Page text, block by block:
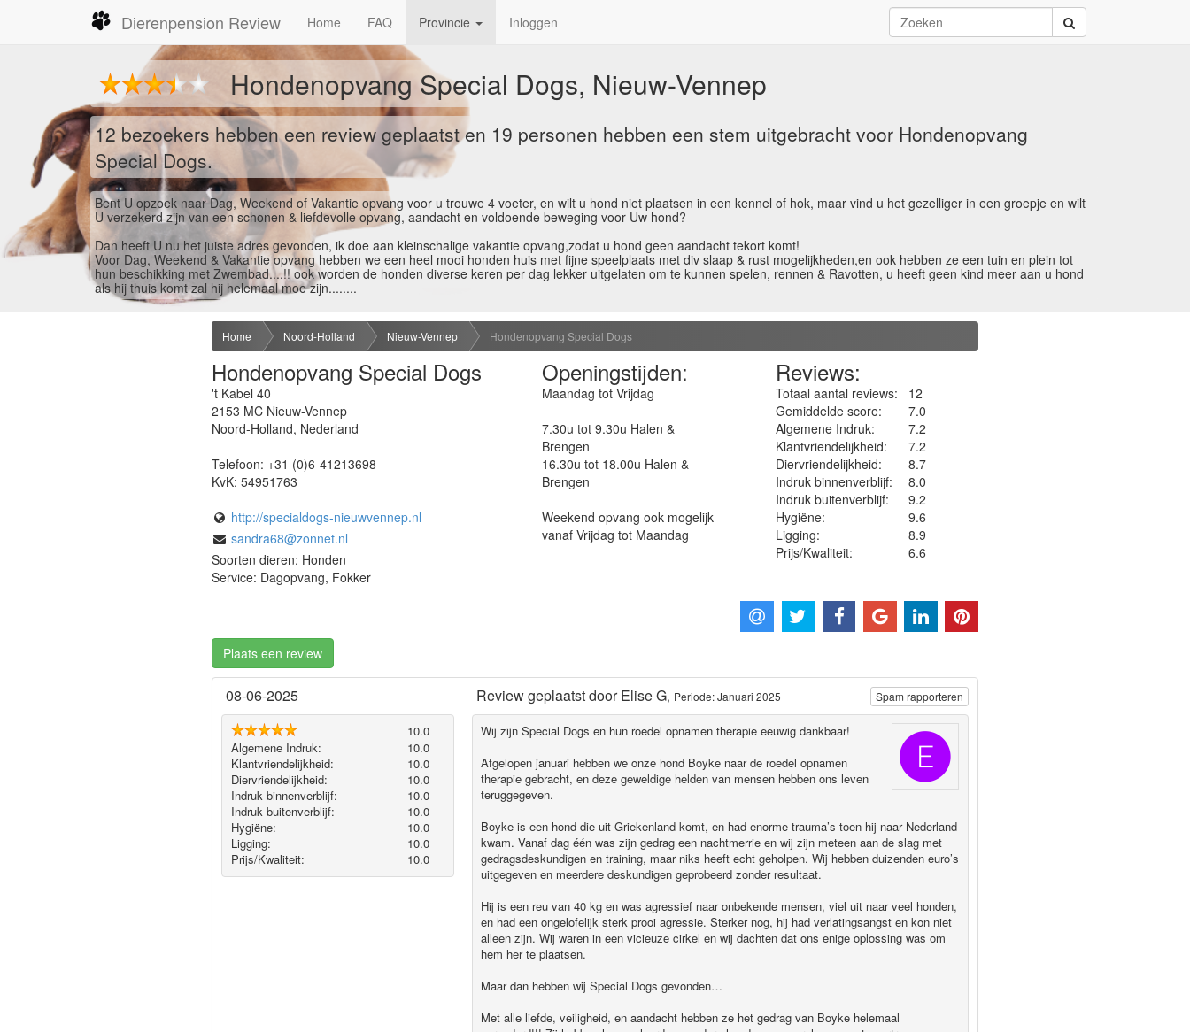
Dierenpension Review Home FAQ Provincie Inloggen
Hondenopvang Special Dogs, Nieuw-Vennep
12 bezoekers hebben een review geplaatst en 19 personen hebben een stem uitgebracht voor Hondenopvang
Special Dogs.
Bent U opzoek naar Dag, Weekend of Vakantie opvang voor u trouwe 4 voeter, en wilt u hond niet plaatsen in een kennel of hok, maar vind u het gezelliger in een groepje en wilt
U verzekerd zijn van een schonen & liefdevolle opvang, aandacht en voldoende beweging voor Uw hond?
Dan heeft U nu het juiste adres gevonden, ik doe aan kleinschalige vakantie opvang,zodat u hond geen aandacht tekort komt!
Voor Dag, Weekend & Vakantie opvang hebben we een heel mooi honden huis met fijne speelplaats met div slaap & rust mogelijkheden,en ook hebben ze een tuin en plein tot
hun beschikking met Zwembad....!! ook worden de honden diverse keren per dag lekker uitgelaten om te kunnen spelen, rennen & Ravotten, u heeft geen kind meer aan u hond
als hij thuis komt zal hij helemaal moe zijn........
Home Noord-Holland Nieuw-Vennep Hondenopvang Special Dogs
Hondenopvang Special Dogs
't Kabel 40
2153 MC Nieuw-Vennep
Noord-Holland, Nederland
Telefoon: +31 (0)6-41213698
KvK: 54951763
http://specialdogs-nieuwvennep.nl
sandra68@zonnet.nl
Soorten dieren: Honden
Service: Dagopvang, Fokker
Openingstijden:
Maandag tot Vrijdag
7.30u tot 9.30u Halen &
Brengen
16.30u tot 18.00u Halen &
Brengen
Weekend opvang ook mogelijk
vanaf Vrijdag tot Maandag
Reviews:
Totaal aantal reviews:
12
Gemiddelde score:
7.0
Algemene Indruk:
7.2
Klantvriendelijkheid:
7.2
Diervriendelijkheid:
8.7
Indruk binnenverblijf:
8.0
Indruk buitenverblijf:
9.2
Hygiëne‎:
9.6
Ligging:
8.9
Prijs/Kwaliteit:
6.6
Plaats een review
08-06-2025
10.0
Algemene Indruk:
10.0
Klantvriendelijkheid:
10.0
Diervriendelijkheid:
10.0
Indruk binnenverblijf:
10.0
Indruk buitenverblijf:
10.0
Hygiëne‎:
10.0
Ligging:
10.0
Prijs/Kwaliteit:
10.0
Review geplaatst doorElise G, Periode: Januari 2025
Wij zijn Special Dogs en hun roedel opnamen therapie eeuwig dankbaar!
Afgelopen januari hebben we onze hond Boyke naar de roedel opnamen
therapie gebracht, en deze geweldige helden van mensen hebben ons leven
teruggegeven.
Boyke is een hond die uit Griekenland komt, en had enorme trauma’s toen hij naar Nederland
kwam. Vanaf dag één was zijn gedrag een nachtmerrie en wij zijn meteen aan de slag met
gedragsdeskundigen en training, maar niks heeft echt geholpen. Wij hebben duizenden euro’s
uitgegeven en meerdere deskundigen geprobeerd zonder resultaat.
Hij is een reu van 40 kg en was agressief naar onbekende mensen, viel uit naar veel honden,
en had een ongelofelijk sterk prooi agressie. Sterker nog, hij had verlatingsangst en kon niet
alleen zijn. Wij waren in een vicieuze cirkel en wij dachten dat ons enige oplossing was om
hem her te plaatsen.
Maar dan hebben wij Special Dogs gevonden…
Met alle liefde, veiligheid, en aandacht hebben ze het gedrag van Boyke helemaal
Spam rapporteren